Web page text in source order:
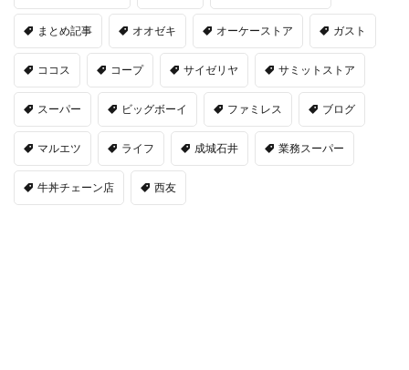
まとめ記事 オオゼキ オーケーストア ガスト
ココス コープ サイゼリヤ サミットストア
スーパー ビッグボーイ ファミレス ブログ
マルエツ ライフ 成城石井 業務スーパー
牛丼チェーン店 西友